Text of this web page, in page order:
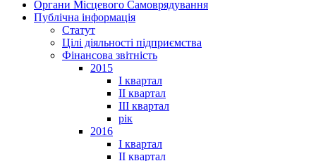
Органи Місцевого Самоврядування
Публічна інформація
Статут
Цілі діяльності підприємства
Фінансова звітність
2015
I квартал
II квартал
III квартал
рік
2016
I квартал
II квартал